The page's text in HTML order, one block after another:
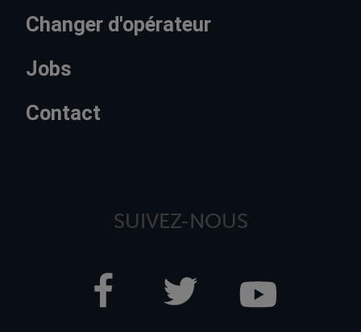
Changer d'opérateur
Jobs
Contact
SUIVEZ-NOUS